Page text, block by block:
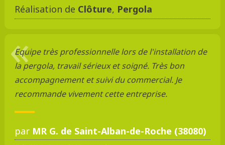
Réalisation de Clôture, Pergola
Equipe très professionnelle lors de l'installation de
la pergola, travail sérieux et soigné. Très bon
accompagnement et suivi du commercial. Je
recommande vivement cette entreprise.
par MR G. de Saint-Alban-de-Roche (38080)